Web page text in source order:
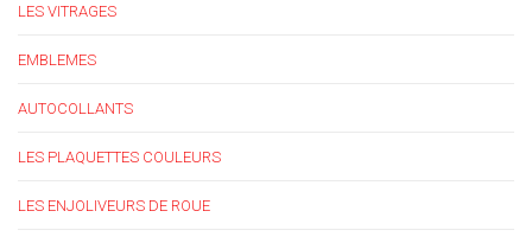
LES VITRAGES
EMBLEMES
AUTOCOLLANTS
LES PLAQUETTES COULEURS
LES ENJOLIVEURS DE ROUE